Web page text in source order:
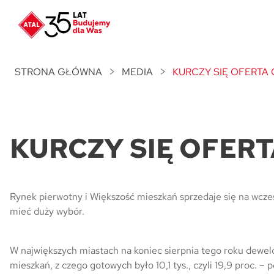
STRONA GŁÓWNA MEDIA KURCZY SIĘ
KURCZY SIĘ
Rynek pierwotny i Większość mieszkań sprzedaje się na
mieć duży wybór.
W największych miastach na koniec sierpnia tego roku
mieszkań, z czego gotowych było 10,1 tys., czyli 19,9 proc.
w Poznaniu
NOWOŚĆ
Program Poleceń ATAL
NOWOŚĆ
ATAL Floriana w Szczecinie
ATAL Ruczaj w Krakowie